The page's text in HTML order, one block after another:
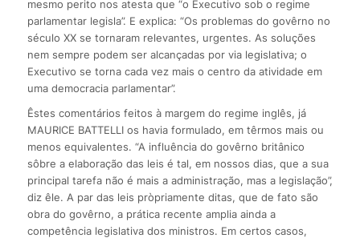
mesmo perito nos atesta que “o Executivo sob o regime
parlamentar legisla”. E explica: “Os problemas do govêrno no
século XX se tornaram relevantes, urgentes. As soluções
nem sempre podem ser alcançadas por via legislativa; o
Executivo se torna cada vez mais o centro da atividade em
uma democracia parlamentar”.
Êstes comentários feitos à margem do regime inglês, já
MAURICE BATTELLI os havia formulado, em têrmos mais ou
menos equivalentes. “A influência do govêrno britânico
sôbre a elaboração das leis é tal, em nossos dias, que a sua
principal tarefa não é mais a administração, mas a legislação”,
diz êle. A par das leis pròpriamente ditas, que de fato são
obra do govêrno, a prática recente amplia ainda a
competência legislativa dos ministros. Em certos casos,